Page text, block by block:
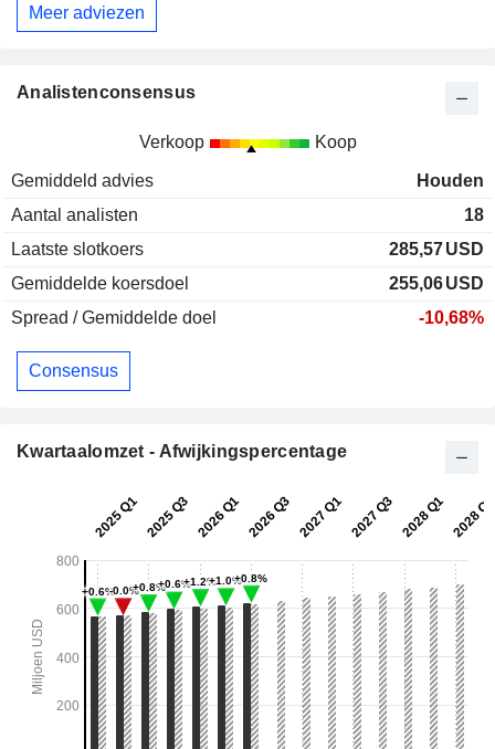
Meer adviezen
Analistenconsensus
Verkoop Koop
Gemiddeld advies
Houden
Aantal analisten
18
Laatste slotkoers
285,57USD
Gemiddelde koersdoel
255,06USD
Spread / Gemiddelde doel
-10,68%
Consensus
Kwartaalomzet - Afwijkingspercentage